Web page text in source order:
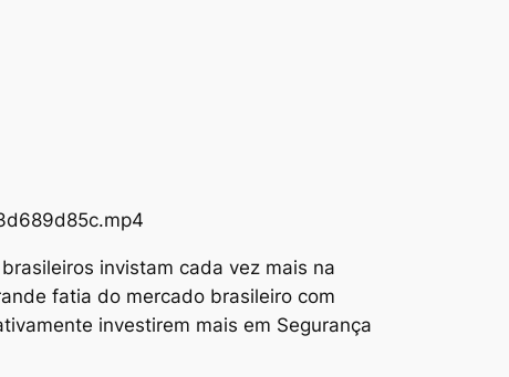
invistam cada vez mais na
fatia do mercado brasileiro com
investirem mais em Segurança